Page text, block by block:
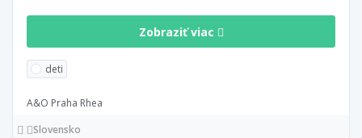
Zobraziť viac
deti
A&O Praha Rhea
Slovensko